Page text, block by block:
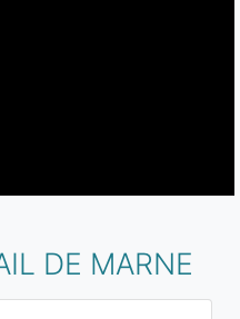
DE MARNE